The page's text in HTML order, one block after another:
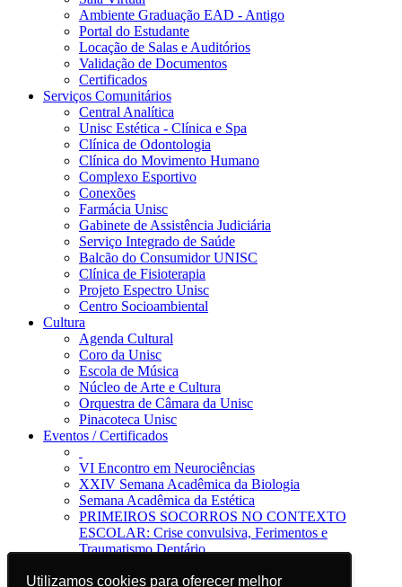
Utilizamos cookies para oferecer melhor
Utilizamos cookies para oferecer melhor
Ambiente Graduação EAD - Antigo
Portal do Estudante
Locação de Salas e Auditórios
Validação de Documentos
Certificados
Serviços Comunitários
Central Analítica
Unisc Estética - Clínica e Spa
Clínica de Odontologia
Clínica do Movimento Humano
Complexo Esportivo
Conexões
Farmácia Unisc
Gabinete de Assistência Judiciária
Serviço Integrado de Saúde
Balcão do Consumidor UNISC
Clínica de Fisioterapia
Projeto Espectro Unisc
Centro Socioambiental
Cultura
Agenda Cultural
Coro da Unisc
Escola de Música
Núcleo de Arte e Cultura
Orquestra de Câmara da Unisc
Pinacoteca Unisc
Eventos / Certificados
VI Encontro em Neurociências
XXIV Semana Acadêmica da Biologia
Semana Acadêmica da Estética
PRIMEIROS SOCORROS NO CONTEXTO
ESCOLAR: Crise convulsiva, Ferimentos e
Traumatismo Dentário
Jornal da Unisc